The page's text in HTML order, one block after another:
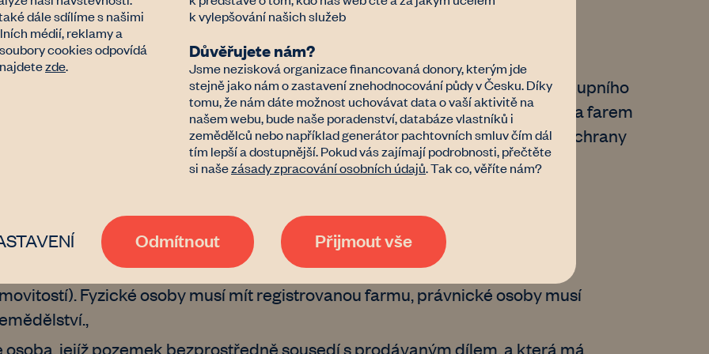
spekulacím se zemědělskou půdou, je i předkupní právo. Účelem předkupního
půdy subjekty, které na ní neplánují hospodařit, dále konsolidace pozemků a farem
racionálních hranic pozemků, a ochrana veřejného zájmu, například ochrany
prioritu podle občanského zákoníku,
využívá k zemědělské činnosti po dobu nejméně 1 roku na základě
Fyzické osoby musí mít registrovanou farmu, právnické osoby musí
jejíž pozemek bezprostředně sousedí s prodávaným dílem, a která má
dále sdílíme s našimi
médií, reklamy a
cookies odpovídá
zde.
k vylepšování našich služeb
Důvěřujete nám?
Jsme nezisková organizace financovaná donory, kterým jde
stejně jako nám o zastavení znehodnocování půdy v Česku. Díky
tomu, že nám dáte možnost uchovávat data o vaší aktivitě na
našem webu, bude naše poradenství, databáze vlastníků i
zemědělců nebo například generátor pachtovních smluv čím dál
tím lepší a dostupnější. Pokud vás zajímají podrobnosti, přečtěte
si našezásady zpracování osobních údajů. Tak co, věříte nám?
Odmítnout Přijmout vše